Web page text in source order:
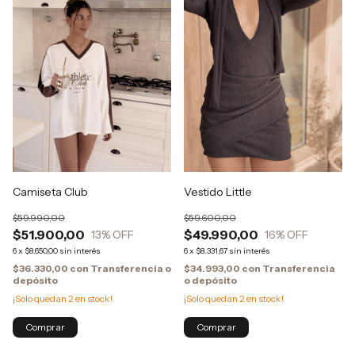
Camiseta Club
$51.900,00
$59.990,00
13% OFF
6x $8.650,00 sin interés
$36.330,00 con Transferencia o
depósito
¡Solo quedan 2 en stock!
Vestido Little
$49.990,00
$59.600,00
16% OFF
6x $8.331,67 sin interés
$34.993,00 con Transferencia
o depósito
¡Solo quedan 2 en stock!